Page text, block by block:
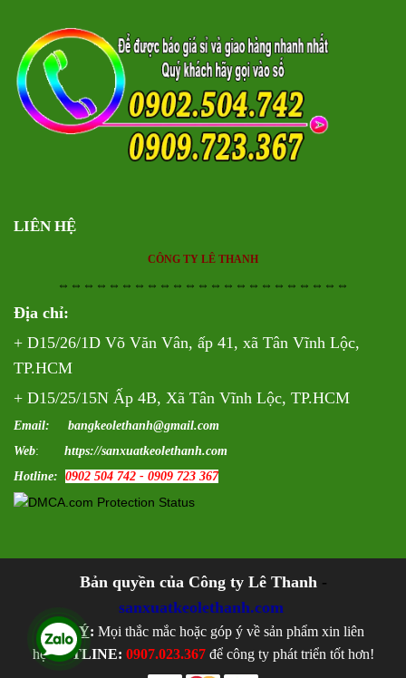
LIÊN HỆ
CÔNG TY LÊ THANH
⇔⇔⇔⇔⇔⇔⇔⇔⇔⇔⇔⇔⇔⇔⇔⇔⇔⇔⇔⇔⇔⇔⇔
Địa chỉ:
+ D15/26/1D Võ Văn Vân, ấp 41, xã Tân Vĩnh Lộc,
TP.HCM
+ D15/25/15N Ấp 4B, Xã Tân Vĩnh Lộc, TP.HCM
Email: bangkeolethanh@gmail.com
Web: https://sanxuatkeolethanh.com
Hotline: 0902 504 742 - 0909 723 367
Bản quyền của Công ty Lê Thanh -
sanxuatkeolethanh.com
LƯU Ý: Mọi thắc mắc hoặc góp ý về sản phẩm xin liên
hệHOTLINE: 0907.023.367 để công ty phát triển tốt hơn!